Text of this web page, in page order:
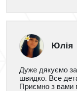
Юлія
Дуже дякуємо
швидко. Все
Приємно з вами